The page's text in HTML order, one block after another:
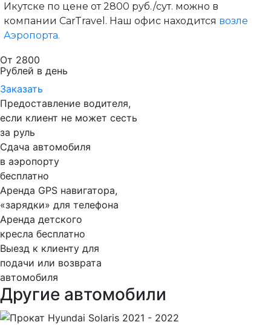
Икутске по цене от 2800 руб./сут. можно в
компании CarTravel. Наш офис находится возле
Аэропорта.
От 2800
Рублей в день
Заказать
Предоставление водителя,
если клиент не может сесть
за руль
Сдача автомобиля
в аэропорту
бесплатно
Аренда GPS навигатора,
«зарядки» для телефона
Аренда детского
кресла бесплатно
Выезд к клиенту для
подачи или возврата
автомобиля
Другие автомобили